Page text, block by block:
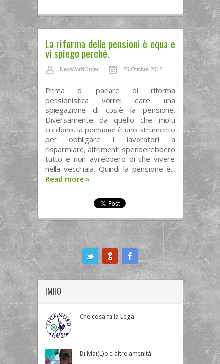
La riforma delle pensioni è equa e
vi spiego perché.
NewWorldOrder 25 Ottobre 2012
Prima di parlare di riforma
pensionistica vorrei dare una
spiegazione di cos’è la pensione.
Diversamente da quello che molti
credono, la pensione è uno strumento
per obbligare i lavoratori a
risparmiare, altrimenti spenderebbero
tutto e non avrebbero di che vivere
nella vecchiaia. Quindi la pensione è...
Read more »
IMHO
Che cosa fa la Lega
Di Mai(L)o e altre amenità